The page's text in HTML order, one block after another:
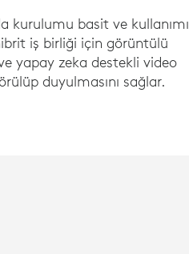
kurulumu basit ve kullanımı
iş birliği için görüntülü
yapay zeka destekli video
duyulmasını sağlar.